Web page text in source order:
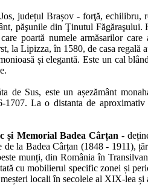
județul Brașov - forţă, echilibru,
păşunile din Ţinutul
care poartă numele armăsarilor
la Lipizza, în 1580, de casa regală
și elegantă. Este un cal
de Sus, este un așezământ
1707. La o distanta de
și Memorial Badea Cârțan -
de la Badea Cârțan (1848 - 1911),
munți, din România în
cu mobilierul specific zonei și
meșteri locali în secolele al XIX-lea